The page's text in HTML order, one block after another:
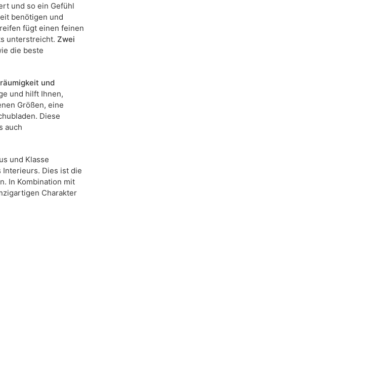
und so ein Gefühl
benötigen und
fügt einen feinen
unterstreicht. Zwei
die beste
und
und hilft Ihnen,
Größen, eine
Diese
auch
und Klasse
Dies ist die
In Kombination mit
Charakter